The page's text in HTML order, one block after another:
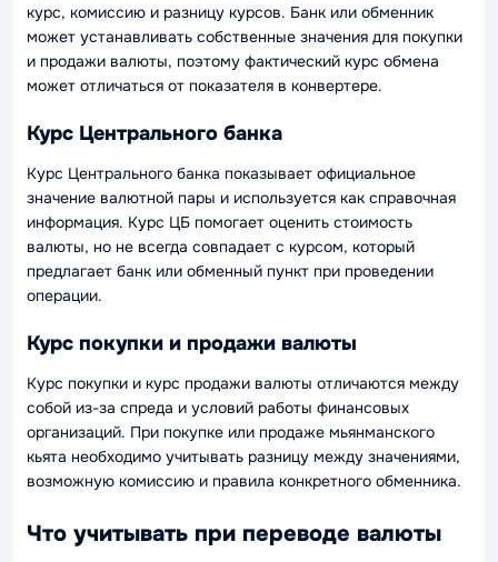
курс, комиссию и разницу курсов. Банк или обменник
может устанавливать собственные значения для покупки
и продажи валюты, поэтому фактический курс обмена
может отличаться от показателя в конвертере.
Курс Центрального банка
Курс Центрального банка показывает официальное
значение валютной пары и используется как справочная
информация. Курс ЦБ помогает оценить стоимость
валюты, но не всегда совпадает с курсом, который
предлагает банк или обменный пункт при проведении
операции.
Курс покупки и продажи валюты
Курс покупки и курс продажи валюты отличаются между
собой из-за спреда и условий работы финансовых
организаций. При покупке или продаже мьянманского
кьята необходимо учитывать разницу между значениями,
возможную комиссию и правила конкретного обменника.
Что учитывать при переводе валюты